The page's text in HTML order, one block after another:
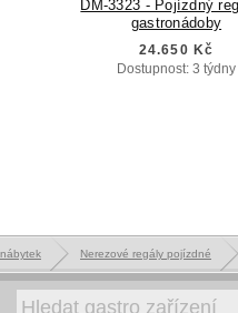
DM-3323 - Pojízdný
gastronádoby
24.650 Kč
Dostupnost: 3 týdny
Nerezové regály pojízdné